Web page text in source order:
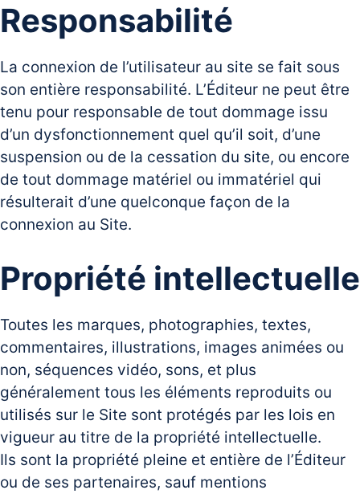
Responsabilité
La connexion de l’utilisateur au site se fait sous
son entière responsabilité. L’Éditeur ne peut être
tenu pour responsable de tout dommage issu
d’un dysfonctionnement quel qu’il soit, d’une
suspension ou de la cessation du site, ou encore
de tout dommage matériel ou immatériel qui
résulterait d’une quelconque façon de la
connexion au Site.
Propriété intellectuelle
Toutes les marques, photographies, textes,
commentaires, illustrations, images animées ou
non, séquences vidéo, sons, et plus
généralement tous les éléments reproduits ou
utilisés sur le Site sont protégés par les lois en
vigueur au titre de la propriété intellectuelle.
Ils sont la propriété pleine et entière de l’Éditeur
ou de ses partenaires, sauf mentions